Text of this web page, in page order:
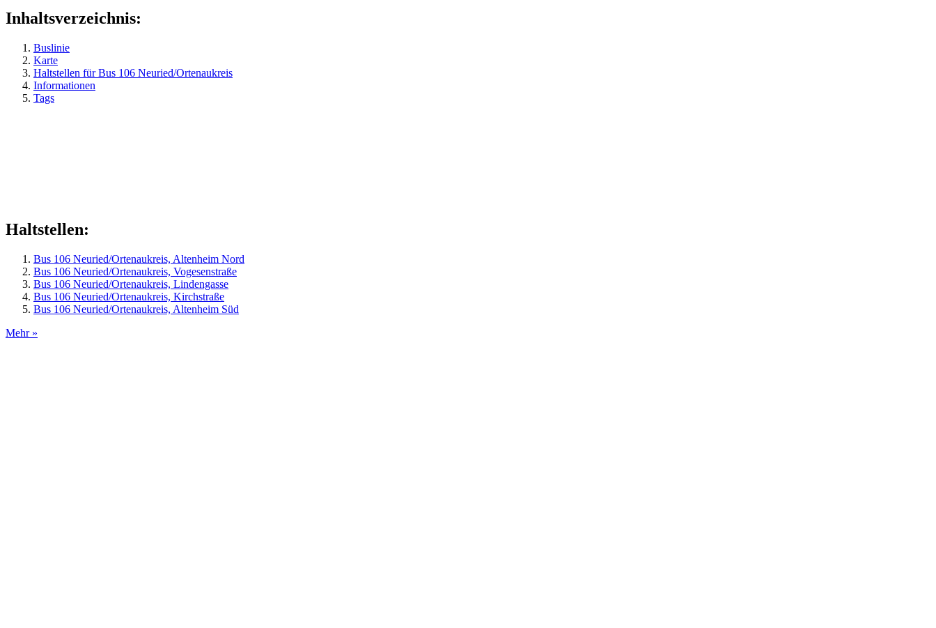
Inhaltsverzeichnis:
Buslinie
Karte
Haltstellen für Bus 106 Neuried/Ortenaukreis
Informationen
Tags
Haltstellen:
Bus 106 Neuried/Ortenaukreis, Altenheim Nord
Bus 106 Neuried/Ortenaukreis, Vogesenstraße
Bus 106 Neuried/Ortenaukreis, Lindengasse
Bus 106 Neuried/Ortenaukreis, Kirchstraße
Bus 106 Neuried/Ortenaukreis, Altenheim Süd
Mehr »